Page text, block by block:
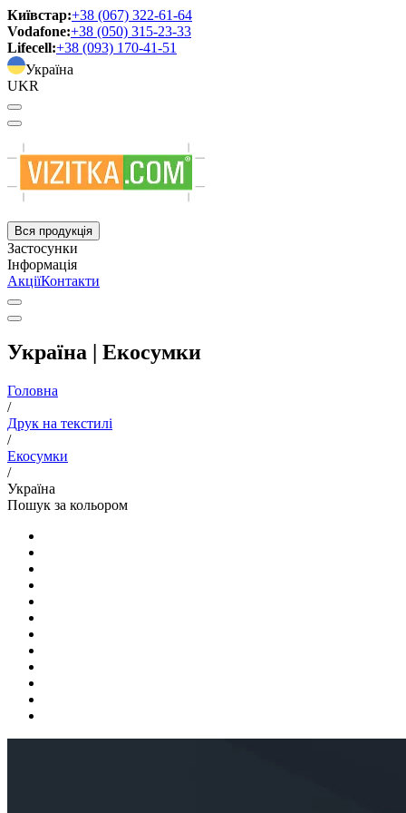
Київстар:+38 (067) 322-61-64
Vodafone:+38 (050) 315-23-33
Lifecell:+38 (093) 170-41-51
Україна
UKR
Вся продукція
Застосунки
Інформація
АкціїКонтакти
Україна | Екосумки
Головна
/
Друк на текстилі
/
Екосумки
/
Україна
Пошук за кольором